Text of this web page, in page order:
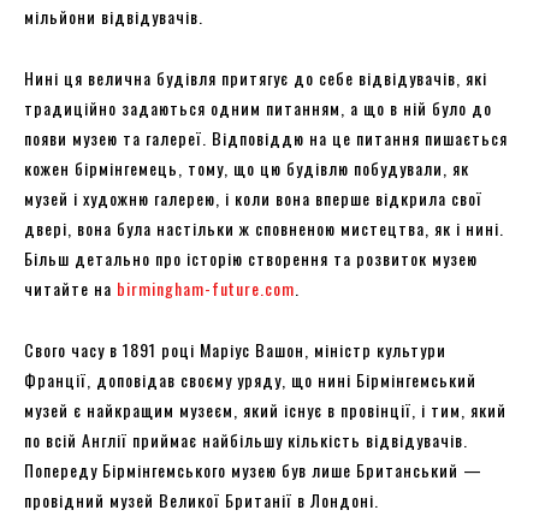
мільйони відвідувачів.
Нині ця велична будівля притягує до себе відвідувачів, які
традиційно задаються одним питанням, а що в ній було до
появи музею та галереї. Відповіддю на це питання пишається
кожен бірмінгемець, тому, що цю будівлю побудували, як
музей і художню галерею, і коли вона вперше відкрила свої
двері, вона була настільки ж сповненою мистецтва, як і нині.
Більш детально про історію створення та розвиток музею
читайте на birmingham-future.com
Свого часу в 1891 році Маріус Вашон, міністр культури
Франції, доповідав своєму уряду, що нині Бірмінгемський
музей є найкращим музеєм, який існує в провінції, і тим, який
по всій Англії приймає найбільшу кількість відвідувачів.
Попереду Бірмінгемського музею був лише Британський —
провідний музей Великої Британії в Лондоні.